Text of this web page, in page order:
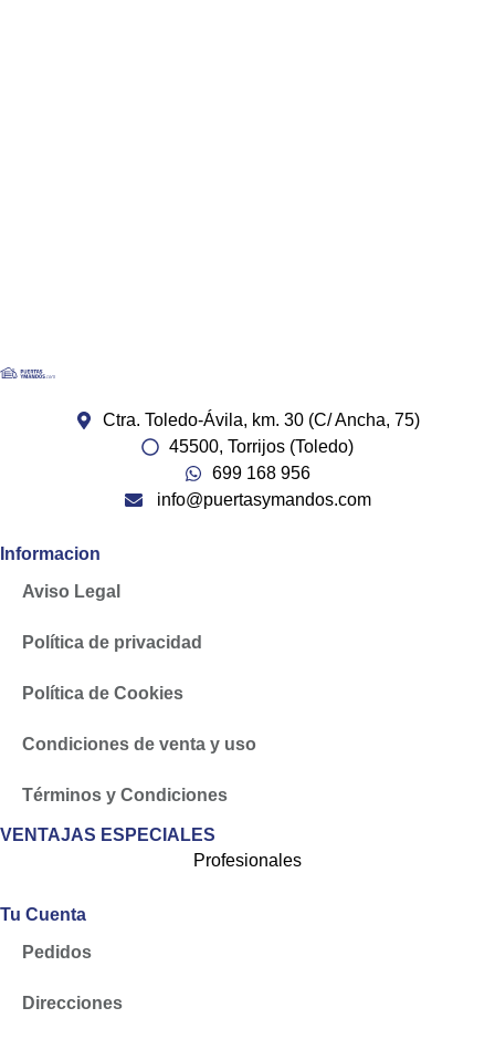
Ctra. Toledo-Ávila, km. 30 (C/ Ancha, 75)
45500, Torrijos (Toledo)
699 168 956
info@puertasymandos.com
Informacion
Aviso Legal
Política de privacidad
Política de Cookies
Condiciones de venta y uso
Términos y Condiciones
VENTAJAS ESPECIALES
Profesionales
Tu Cuenta
Pedidos
Direcciones